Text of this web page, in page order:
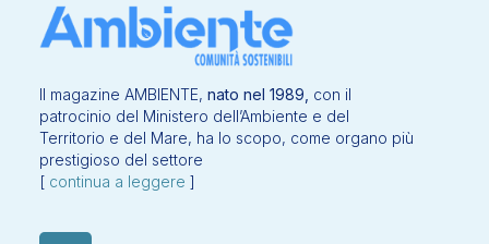
Il magazine AMBIENTE, nato nel 1989, con il
patrocinio del Ministero dell’Ambiente e del
Territorio e del Mare, ha lo scopo, come organo più
prestigioso del settore
[ continua a leggere ]